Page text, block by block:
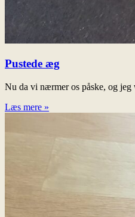
Pustede æg
Nu da vi nærmer os påske, og
Læs mere »